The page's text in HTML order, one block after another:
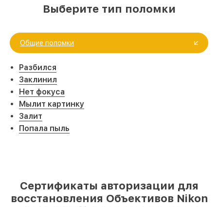
Выберите тип поломки
Общие поломки
Разбился
Заклинил
Нет фокуса
Мылит картинку
Залит
Попала пыль
Сертификаты авторизации для
восстановления Объективов Nikon